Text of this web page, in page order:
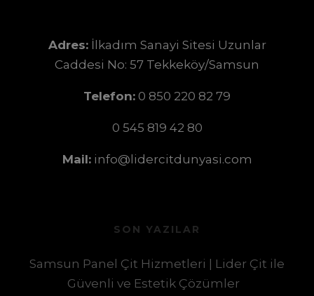
Adres:İlkadım Sanayi Sitesi Uzunlar
Caddesi No: 57 Tekkeköy/Samsun
Telefon: 0 850 220 82 79
0 545 819 42 80
Mail:info@lidercitdunyasi.com
SON YAZILAR
Samsun Panel Çit Hizmetleri | Lider Çit ile
Güvenli ve Estetik Çözümler